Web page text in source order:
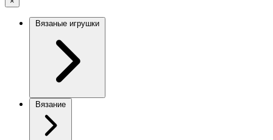
Вязаные игрушки
Вязание